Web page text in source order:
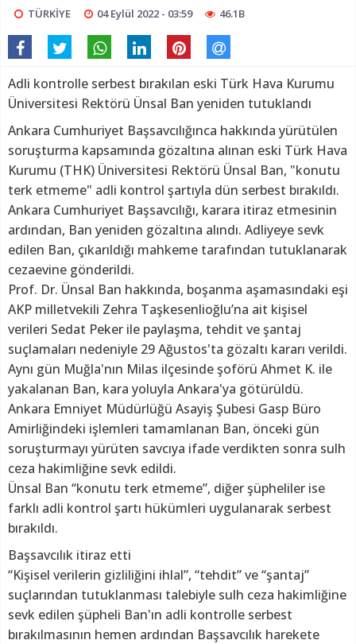
TÜRKİYE 04 Eylül 2022 - 03:59 46.1B
Adli kontrolle serbest bırakılan eski Türk Hava Kurumu
Üniversitesi Rektörü Ünsal Ban yeniden tutuklandı
Ankara Cumhuriyet Başsavcılığınca hakkında yürütülen
soruşturma kapsamında gözaltına alınan eski Türk Hava
Kurumu (THK) Üniversitesi Rektörü Ünsal Ban, "konutu
terk etmeme" adli kontrol şartıyla dün serbest bırakıldı.
Ankara Cumhuriyet Başsavcılığı, karara itiraz etmesinin
ardından, Ban yeniden gözaltına alındı. Adliyeye sevk
edilen Ban, çıkarıldığı mahkeme tarafından tutuklanarak
cezaevine gönderildi.
Prof. Dr. Ünsal Ban hakkında, boşanma aşamasındaki eşi
AKP milletvekili Zehra Taşkesenlioğlu’na ait kişisel
verileri Sedat Peker ile paylaşma, tehdit ve şantaj
suçlamaları nedeniyle 29 Ağustos'ta gözaltı kararı verildi.
Aynı gün Muğla'nın Milas ilçesinde şoförü Ahmet K. ile
yakalanan Ban, kara yoluyla Ankara'ya götürüldü.
Ankara Emniyet Müdürlüğü Asayiş Şubesi Gasp Büro
Amirliğindeki işlemleri tamamlanan Ban, önceki gün
soruşturmayı yürüten savcıya ifade verdikten sonra sulh
ceza hakimliğine sevk edildi.
Ünsal Ban “konutu terk etmeme”, diğer şüpheliler ise
farklı adli kontrol şartı hükümleri uygulanarak serbest
bırakıldı.
Başsavcılık itiraz etti
“Kişisel verilerin gizliliğini ihlal”, “tehdit” ve “şantaj”
suçlarından tutuklanması talebiyle sulh ceza hakimliğine
sevk edilen şüpheli Ban'ın adli kontrolle serbest
bırakılmasının hemen ardından Başsavcılık harekete